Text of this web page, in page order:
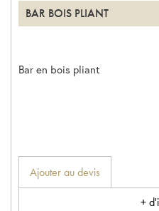
BAR BOIS PLIANT
Bar en bois pliant
Ajouter au devis
+